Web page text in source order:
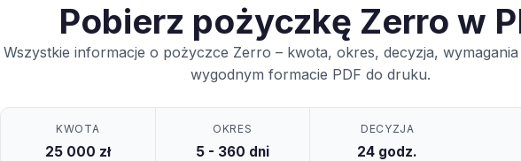
Pobierz pożyczkę Zerro w
Wszystkie informacje o pożyczce Zerro – kwota, okres, decyzja,
wygodnym formacie PDF do druku.
KWOTA
25 000 zł
OKRES
5 - 360 dni
DECYZJA
24 godz.